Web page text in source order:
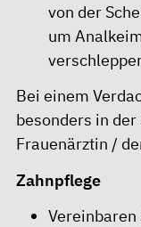
von der
um
Bei einem
besonders in
Frauenärztin /
Zahnpflege
Vereinbaren